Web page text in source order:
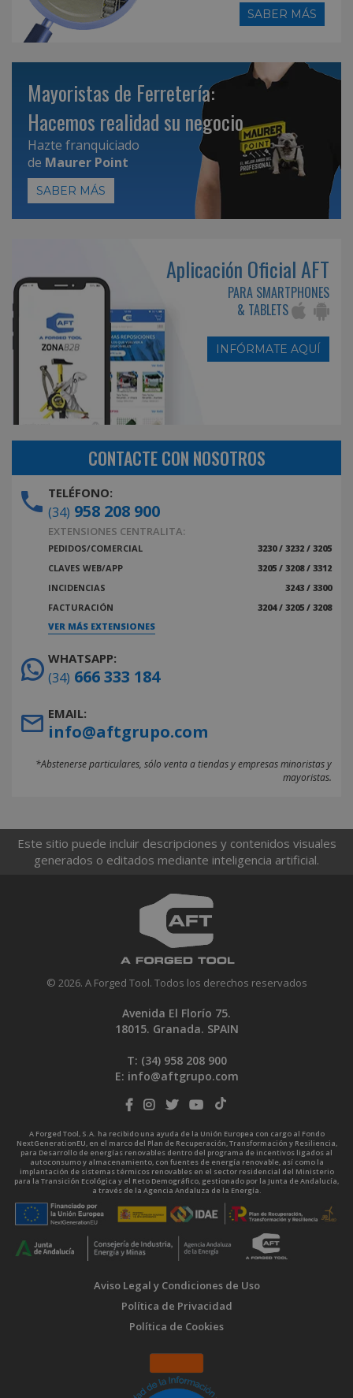
SABER MÁS
Mayoristas de Ferretería:
Hacemos realidad su negocio
Hazte franquiciado
de Maurer Point
SABER MÁS
Aplicación Oficial AFT
PARA SMARTPHONES
& TABLETS
INFÓRMATE AQUÍ
CONTACTE CON NOSOTROS
TELÉFONO:
(34) 958 208 900
EXTENSIONES CENTRALITA:
PEDIDOS/COMERCIAL
3230 / 3232 / 3205
CLAVES WEB/APP
3205 / 3208 / 3312
INCIDENCIAS
3243 / 3300
FACTURACIÓN
3204 / 3205 / 3208
VER MÁS EXTENSIONES
WHATSAPP:
(34) 666 333 184
EMAIL:
info@aftgrupo.com
*Abstenerse particulares, sólo venta a tiendas y empresas minoristas y
mayoristas.
Este sitio puede incluir descripciones y contenidos visuales
generados o editados mediante inteligencia artificial.
© 2026. A Forged Tool. Todos los derechos reservados
Avenida El Florío 75.
18015. Granada. SPAIN
T: (34) 958 208 900
E: info@aftgrupo.com
A Forged Tool, S.A. ha recibido una ayuda de la Unión Europea con cargo al Fondo
NextGenerationEU, en el marco del Plan de Recuperación, Transformación y Resiliencia,
para Desarrollo de energías renovables dentro del programa de incentivos ligados al
autoconsumo y almacenamiento, con fuentes de energía renovable, así como la
implantación de sistemas térmicos renovables en el sector residencial del Ministerio
para la Transición Ecológica y el Reto Demográfico, gestionado por la Junta de Andalucía,
a través de la Agencia Andaluza de la Energía.
Aviso Legal y Condiciones de Uso
Política de Privacidad
Política de Cookies